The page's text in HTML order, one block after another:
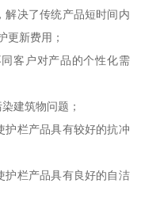
解决了传统产品短时间内
更新费用；
客户对产品的个性化需
建筑物问题；
护栏产品具有较好的抗冲
护栏产品具有良好的自洁